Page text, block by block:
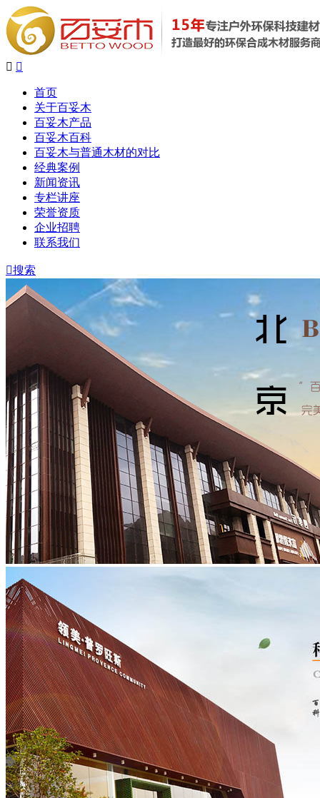
 
首页
关于百妥木
百妥木产品
百妥木百科
百妥木与普通木材的对比
经典案例
新闻资讯
专栏讲座
荣誉资质
企业招聘
联系我们
搜索